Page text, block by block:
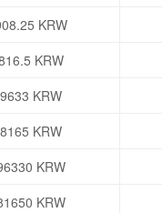
KRW
KRW
KRW
KRW
KRW
KRW